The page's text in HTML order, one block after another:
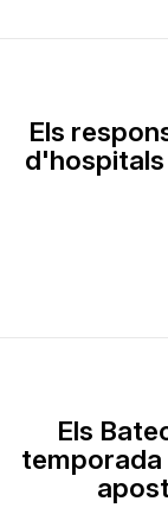
Els
d'hospitals
Els